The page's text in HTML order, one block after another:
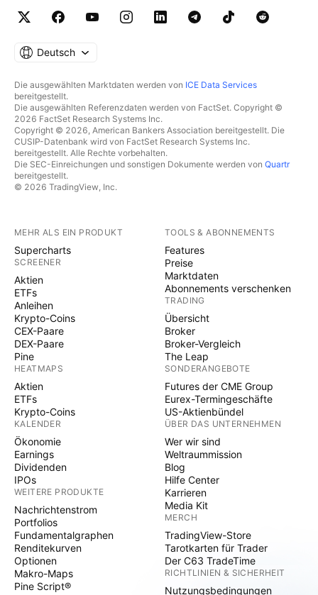
Deutsch
Die ausgewählten Marktdaten werden von ICE Data Services
bereitgestellt.
Die ausgewählten Referenzdaten werden von FactSet. Copyright ©
2026 FactSet Research Systems Inc.
Copyright © 2026, American Bankers Association bereitgestellt. Die
CUSIP-Datenbank wird von FactSet Research Systems Inc.
bereitgestellt. Alle Rechte vorbehalten.
Die SEC-Einreichungen und sonstigen Dokumente werden von Quartr
bereitgestellt.
© 2026 TradingView, Inc.
MEHR ALS EIN PRODUKT
Supercharts
SCREENER
Aktien
ETFs
Anleihen
Krypto-Coins
CEX-Paare
DEX-Paare
Pine
HEATMAPS
Aktien
ETFs
Krypto-Coins
KALENDER
Ökonomie
Earnings
Dividenden
IPOs
WEITERE PRODUKTE
Nachrichtenstrom
Portfolios
Fundamentalgraphen
Renditekurven
Optionen
Makro-Maps
Pine Script®
TOOLS & ABONNEMENTS
Features
Preise
Marktdaten
Abonnements verschenken
TRADING
Übersicht
Broker
Broker-Vergleich
The Leap
SONDERANGEBOTE
Futures der CME Group
Eurex-Termingeschäfte
US-Aktienbündel
ÜBER DAS UNTERNEHMEN
Wer wir sind
Weltraummission
Blog
Hilfe Center
Karrieren
Media Kit
MERCH
TradingView-Store
Tarotkarten für Trader
Der C63 TradeTime
RICHTLINIEN & SICHERHEIT
Nutzungsbedingungen